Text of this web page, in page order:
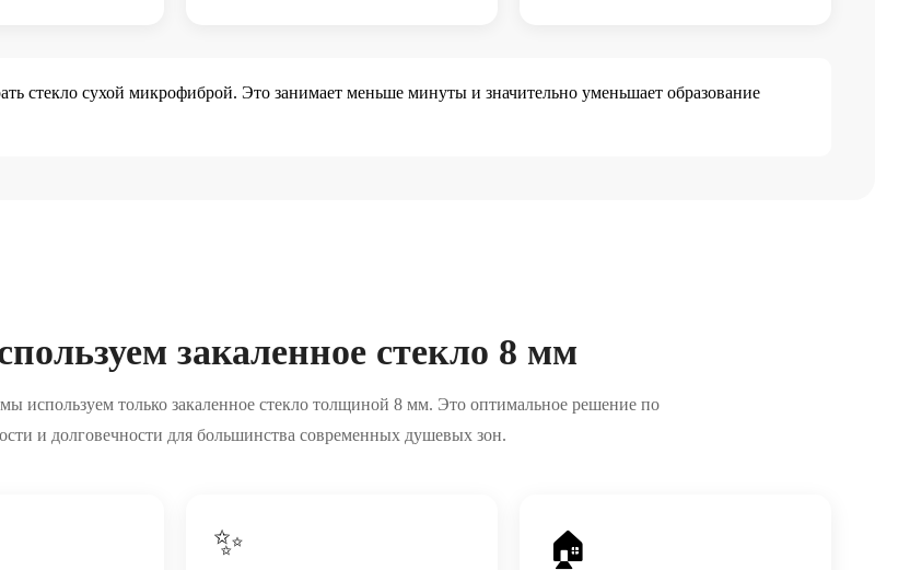
стекло сухой микрофиброй. Это занимает меньше минуты и значительно уменьшает образование
закаленное стекло 8 мм
используем только закаленное стекло толщиной 8 мм. Это оптимальное решение по
и долговечности для большинства современных душевых зон.
✨ 🏠